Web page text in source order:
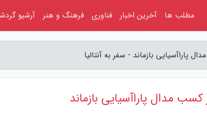
پاراآسیایی بازماند - سفر به آنتالیا
کسب مدال پاراآسیایی بازماند
مطلب ها آخرین اخبار فناوری فرهنگ و هنر آرشیو